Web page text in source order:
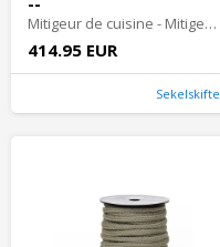
Mitigeur de cuisine - Mitigeur mural Oxford chrome
414.95 EUR
Sekelskifte